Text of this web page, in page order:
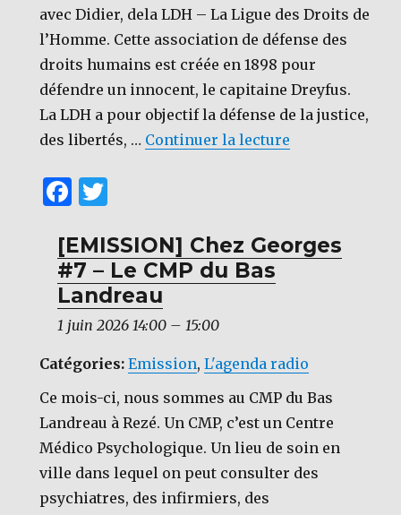
avec Didier, dela LDH – La Ligue des Droits de
l’Homme. Cette association de défense des
droits humains est créée en 1898 pour
défendre un innocent, le capitaine Dreyfus.
La LDH a pour objectif la défense de la justice,
des libertés, … Continuer la lecture
F
c
e
b
o
o
k
it
te
r
[EMISSION] Chez Georges
#7 – Le CMP du Bas
Landreau
1 juin 2026 14:00– 15:00
Catégories: Emission,L'agenda radio
Ce mois-ci, nous sommes au CMP du Bas
Landreau à Rezé. Un CMP, c’est un Centre
Médico Psychologique. Un lieu de soin en
ville dans lequel on peut consulter des
psychiatres, des infirmiers, des